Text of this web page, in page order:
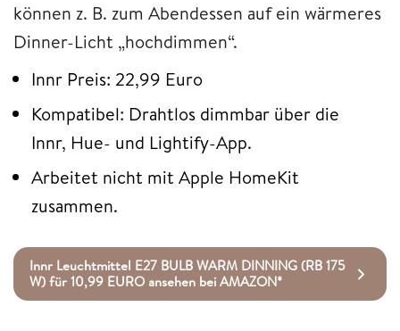
können z. B. zum Abendessen auf ein wärmeres
Dinner-Licht „hochdimmen“.
Innr Preis: 22,99 Euro
Kompatibel: Drahtlos dimmbar über die
Innr, Hue- und Lightify-App.
Arbeitet nicht mit Apple HomeKit
zusammen.
Innr Leuchtmittel E27 BULB WARM DINNING (RB 175
W) für 10,99 EURO ansehen bei AMAZON*